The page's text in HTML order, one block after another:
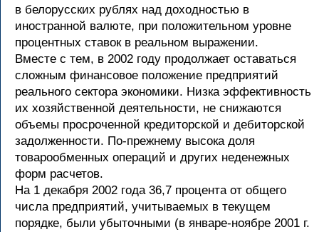
в белорусских рублях над доходностью в
иностранной валюте, при положительном уровне
процентных ставок в реальном выражении.
Вместе с тем, в 2002 году продолжает оставаться
сложным финансовое положение предприятий
реального сектора экономики. Низка эффективность
их хозяйственной деятельности, не снижаются
объемы просроченной кредиторской и дебиторской
задолженности. По-прежнему высока доля
товарообменных операций и других неденежных
форм расчетов.
На 1 декабря 2002 года 36,7 процента от общего
числа предприятий, учитываемых в текущем
порядке, были убыточными (в январе-ноябре 2001 г.